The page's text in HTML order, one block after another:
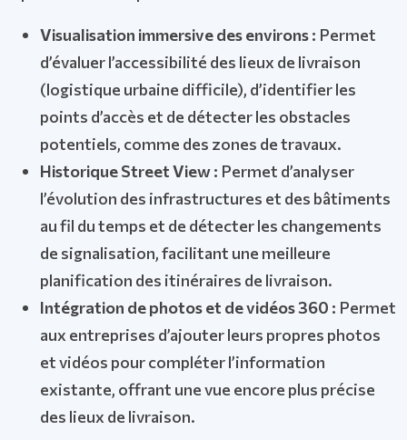
Visualisation immersive des environs : Permet
d’évaluer l’accessibilité des lieux de livraison
(logistique urbaine difficile), d’identifier les
points d’accès et de détecter les obstacles
potentiels, comme des zones de travaux.
Historique Street View : Permet d’analyser
l’évolution des infrastructures et des bâtiments
au fil du temps et de détecter les changements
de signalisation, facilitant une meilleure
planification des itinéraires de livraison.
Intégration de photos et de vidéos 360 : Permet
aux entreprises d’ajouter leurs propres photos
et vidéos pour compléter l’information
existante, offrant une vue encore plus précise
des lieux de livraison.